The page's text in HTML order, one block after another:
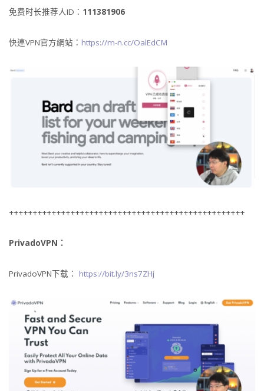
免费时长推荐人ID： 111381906
快連VPN官方網站： https://m-n.cc/OalEdCM
++++++++++++++++++++++++++++++++++++++++++++++++++
PrivadoVPN：
PrivadoVPN下载： https://bit.ly/3ns7ZHj